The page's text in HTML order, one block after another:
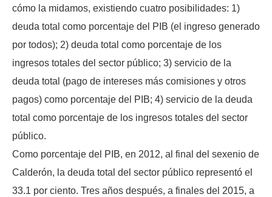
cómo la midamos, existiendo cuatro posibilidades: 1)
deuda total como porcentaje del PIB (el ingreso generado
por todos); 2) deuda total como porcentaje de los
ingresos totales del sector público; 3) servicio de la
deuda total (pago de intereses más comisiones y otros
pagos) como porcentaje del PIB; 4) servicio de la deuda
total como porcentaje de los ingresos totales del sector
público.
Como porcentaje del PIB, en 2012, al final del sexenio de
Calderón, la deuda total del sector público representó el
33.1 por ciento. Tres años después, a finales del 2015, a